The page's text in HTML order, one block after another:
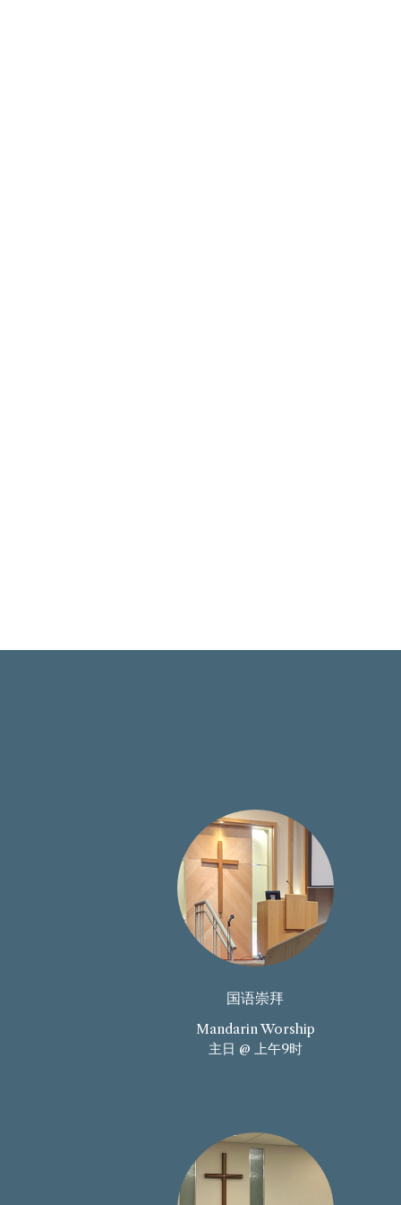
国语崇拜
Mandarin Worship
主日 @ 上午9时